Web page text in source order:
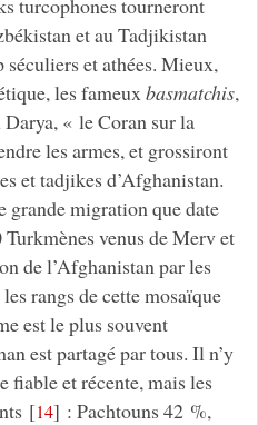
turcophones tourneront
et au Tadjikistan
et athées. Mieux,
les fameuxbasmatchis,
« le Coran sur la
les armes, et grossiront
et tadjikes d’Afghanistan.
grande migration que date
venus de Merv et
de l’Afghanistan par les
rangs de cette mosaïque
est le plus souvent
est partagé par tous. Il n’y
fiable et récente, mais les
[14] : Pachtouns 42 %,